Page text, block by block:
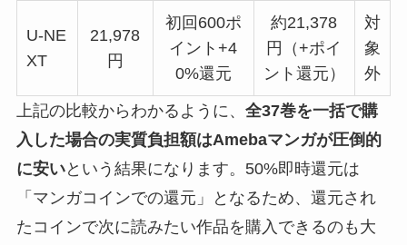
U-NE
XT
21,978
円
初回600ポ
イント+4
0%還元
約21,378
円（+ポイ
ント還元）
対
象
外
上記の比較からわかるように、 全37巻を一括で購
入した場合の実質負担額はAmebaマンガが圧倒的
に安いという結果になります。50%即時還元は
「マンガコインでの還元」となるため、還元され
たコインで次に読みたい作品を購入できるのも大